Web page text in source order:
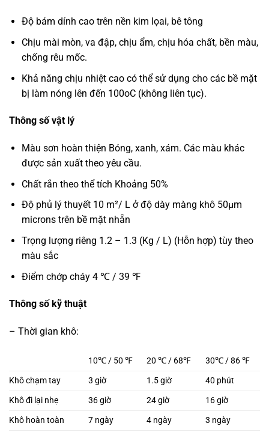
Độ bám dính cao trên nền kim lọai, bê tông
Chịu mài mòn, va đập, chịu ẩm, chịu hóa chất, bền màu,
chống rêu mốc.
Khả năng chịu nhiệt cao có thể sử dụng cho các bề mặt
bị làm nóng lên đến 100oC (không liên tục).
Thông số vật lý
Màu sơn hoàn thiện Bóng, xanh, xám. Các màu khác
được sản xuất theo yêu cầu.
Chất rắn theo thể tích Khoảng 50%
Độ phủ lý thuyết 10 m²/ L ở độ dày màng khô 50µm
microns trên bề mặt nhẵn
Trọng lượng riêng 1.2 – 1.3 (Kg / L) (Hỗn hợp) tùy theo
màu sắc
Điểm chớp cháy 4 ℃ / 39 ℉
Thông số kỹ thuật
– Thời gian khô:
10℃ / 50 ℉ 20 ℃ / 68℉
30℃ / 86 ℉
Khô chạm tay
3 giờ 1.5 giờ
40 phút
Khô đi lại nhẹ
36 giờ 24 giờ
16 giờ
Khô hoàn toàn
7 ngày 4 ngày 3 ngày